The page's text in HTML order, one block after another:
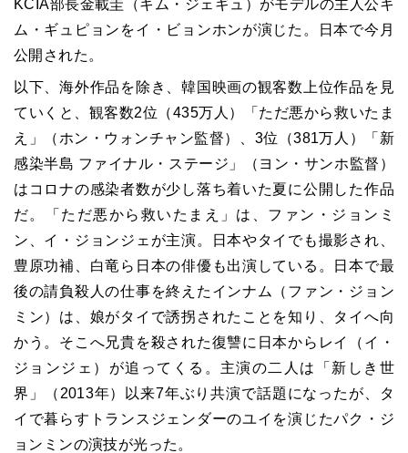
KCIA部長金載圭（キム・ジェギュ）がモデルの主人公キ
ム・ギュピョンをイ・ビョンホンが演じた。日本で今月
公開された。
以下、海外作品を除き、韓国映画の観客数上位作品を見
ていくと、観客数2位（435万人）「ただ悪から救いたま
え」（ホン・ウォンチャン監督）、3位（381万人）「新
感染半島 ファイナル・ステージ」（ヨン・サンホ監督）
はコロナの感染者数が少し落ち着いた夏に公開した作品
だ。「ただ悪から救いたまえ」は、ファン・ジョンミ
ン、イ・ジョンジェが主演。日本やタイでも撮影され、
豊原功補、白竜ら日本の俳優も出演している。日本で最
後の請負殺人の仕事を終えたインナム（ファン・ジョン
ミン）は、娘がタイで誘拐されたことを知り、タイへ向
かう。そこへ兄貴を殺された復讐に日本からレイ（イ・
ジョンジェ）が追ってくる。主演の二人は「新しき世
界」（2013年）以来7年ぶり共演で話題になったが、タ
イで暮らすトランスジェンダーのユイを演じたパク・ジ
ョンミンの演技が光った。